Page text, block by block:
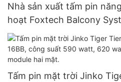
Nhà sản xuất tấm pin
hoạt Foxtech Balcony
Trung Quốc
Tấm pin mặt trời Jinko